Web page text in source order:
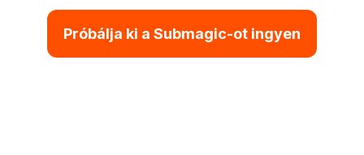
Próbálja ki a Submagic-ot ingyen